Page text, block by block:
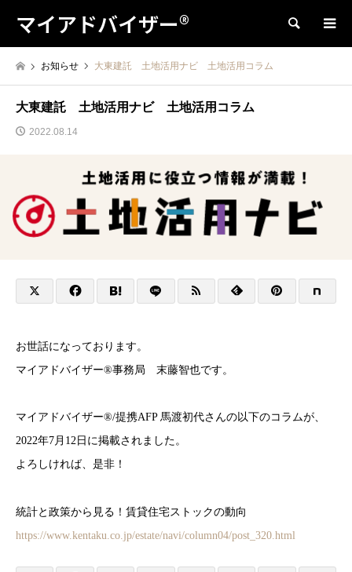
マイアドバイザー® 検索
お知らせ 大東建託 土地活用ナビ 土地活用コラム
大東建託 土地活用ナビ 土地活用コラム
2022.08.14
お世話になっております。
マイアドバイザー®︎事務局 末藤智也です。
マイアドバイザー®/提携AFP 馬渡初代さんの以下のコラムが、
2022年7月12日に掲載されました。
よろしければ、是非！
統計と政策から見る！賃貸住宅ストックの動向
https://www.kentaku.co.jp/estate/navi/column04/post_320.html